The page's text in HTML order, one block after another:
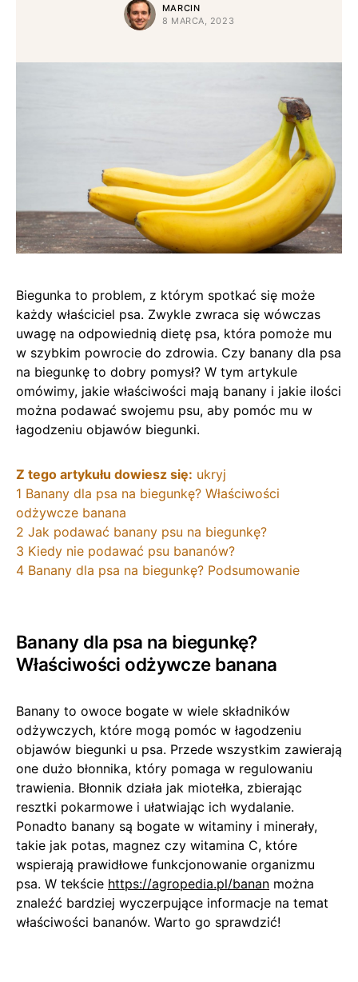
MARCIN
8 MARCA, 2023
Biegunka to problem, z którym spotkać się może
każdy właściciel psa. Zwykle zwraca się wówczas
uwagę na odpowiednią dietę psa, która pomoże mu
w szybkim powrocie do zdrowia. Czy banany dla psa
na biegunkę to dobry pomysł? W tym artykule
omówimy, jakie właściwości mają banany i jakie ilości
można podawać swojemu psu, aby pomóc mu w
łagodzeniu objawów biegunki.
Z tego artykułu dowiesz się: ukryj
1 Banany dla psa na biegunkę? Właściwości
odżywcze banana
2 Jak podawać banany psu na biegunkę?
3 Kiedy nie podawać psu bananów?
4 Banany dla psa na biegunkę? Podsumowanie
Banany dla psa na biegunkę?
Właściwości odżywcze banana
Banany to owoce bogate w wiele składników
odżywczych, które mogą pomóc w łagodzeniu
objawów biegunki u psa. Przede wszystkim zawierają
one dużo błonnika, który pomaga w regulowaniu
trawienia. Błonnik działa jak miotełka, zbierając
resztki pokarmowe i ułatwiając ich wydalanie.
Ponadto banany są bogate w witaminy i minerały,
takie jak potas, magnez czy witamina C, które
wspierają prawidłowe funkcjonowanie organizmu
psa. W tekście https://agropedia.pl/banan można
znaleźć bardziej wyczerpujące informacje na temat
właściwości bananów. Warto go sprawdzić!